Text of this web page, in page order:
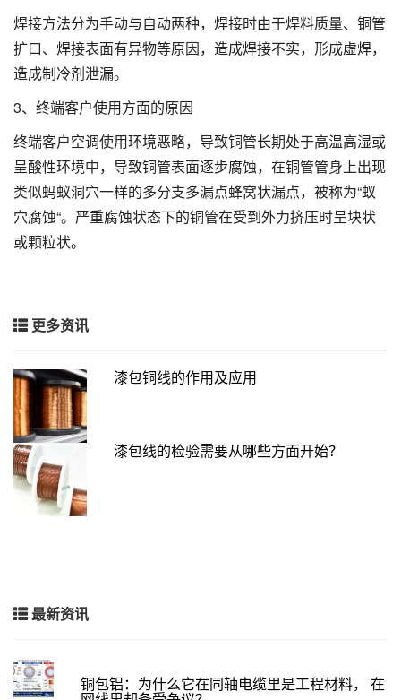
焊接方法分为手动与自动两种，焊接时由于焊料质量、铜管
扩口、焊接表面有异物等原因，造成焊接不实，形成虚焊，
造成制冷剂泄漏。
3、终端客户使用方面的原因
终端客户空调使用环境恶略，导致铜管长期处于高温高湿或
呈酸性环境中，导致铜管表面逐步腐蚀，在铜管管身上出现
类似蚂蚁洞穴一样的多分支多漏点蜂窝状漏点，被称为“蚁
穴腐蚀“。严重腐蚀状态下的铜管在受到外力挤压时呈块状
或颗粒状。
更多资讯
漆包铜线的作用及应用
漆包线的检验需要从哪些方面开始？
最新资讯
铜包铝：为什么它在同轴电缆里是工程材料， 在